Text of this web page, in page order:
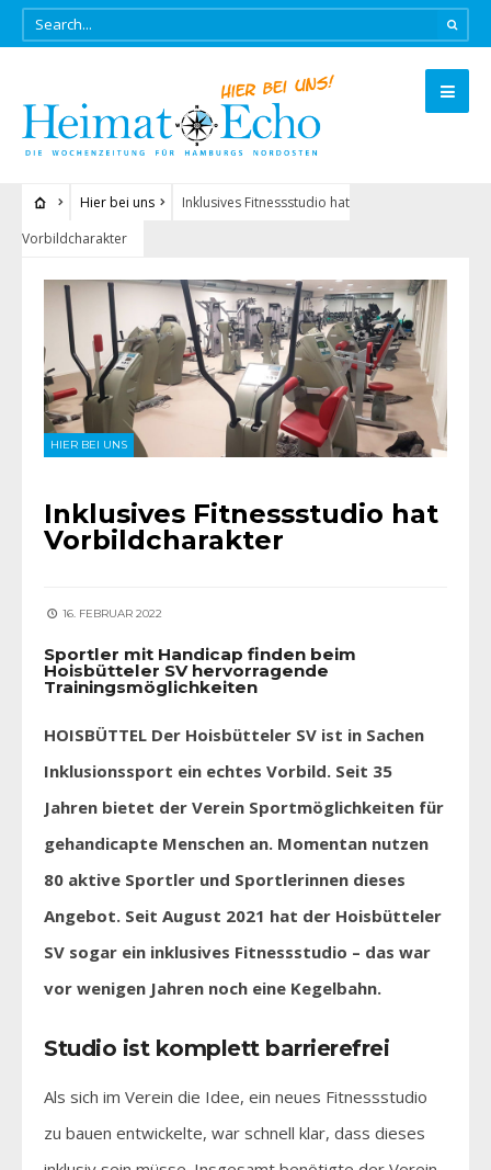
Hier bei uns
Inklusives Fitnessstudio hat
Vorbildcharakter
HIER BEI UNS
Inklusives Fitnessstudio hat
Vorbildcharakter
16. FEBRUAR 2022
Sportler mit Handicap finden beim
Hoisbütteler SV hervorragende
Trainingsmöglichkeiten
HOISBÜTTEL Der Hoisbütteler SV ist in Sachen
Inklusionssport ein echtes Vorbild. Seit 35
Jahren bietet der Verein Sportmöglichkeiten für
gehandicapte Menschen an. Momentan nutzen
80 aktive Sportler und Sportlerinnen dieses
Angebot. Seit August 2021 hat der Hoisbütteler
SV sogar ein inklusives Fitnessstudio – das war
vor wenigen Jahren noch eine Kegelbahn.
Studio ist komplett barrierefrei
Als sich im Verein die Idee, ein neues Fitnessstudio
zu bauen entwickelte, war schnell klar, dass dieses